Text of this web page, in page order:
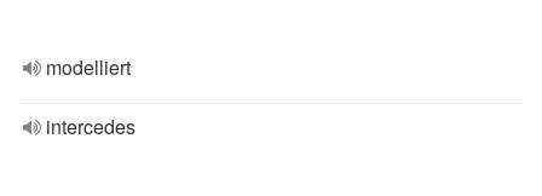
modelliert
intercedes